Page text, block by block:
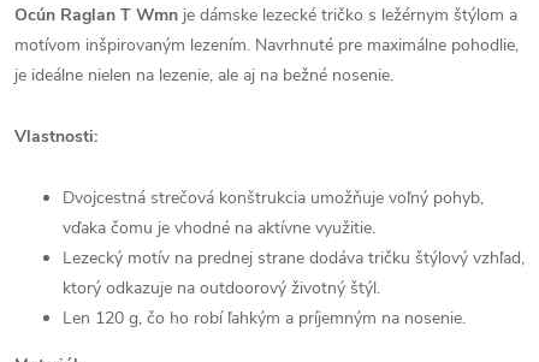
Ocún Raglan T Wmn je dámske lezecké tričko s ležérnym štýlom a
motívom inšpirovaným lezením. Navrhnuté pre maximálne pohodlie,
je ideálne nielen na lezenie, ale aj na bežné nosenie.
Vlastnosti:
Dvojcestná strečová konštrukcia umožňuje voľný pohyb,
vďaka čomu je vhodné na aktívne využitie.
Lezecký motív na prednej strane dodáva tričku štýlový vzhľad,
ktorý odkazuje na outdoorový životný štýl.
Len 120 g, čo ho robí ľahkým a príjemným na nosenie.